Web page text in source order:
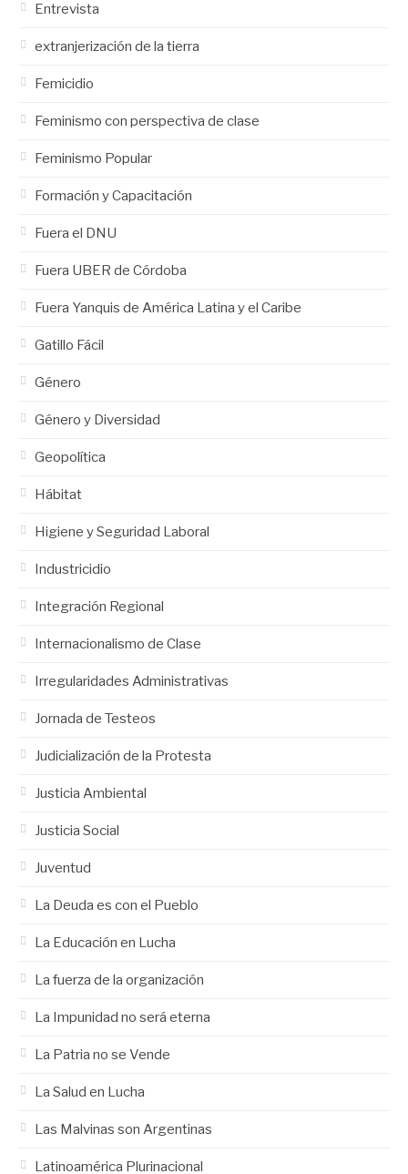
Entrevista
extranjerización de la tierra
Femicidio
Feminismo con perspectiva de clase
Feminismo Popular
Formación y Capacitación
Fuera el DNU
Fuera UBER de Córdoba
Fuera Yanquis de América Latina y el Caribe
Gatillo Fácil
Género
Género y Diversidad
Geopolítica
Hábitat
Higiene y Seguridad Laboral
Industricidio
Integración Regional
Internacionalismo de Clase
Irregularidades Administrativas
Jornada de Testeos
Judicialización de la Protesta
Justicia Ambiental
Justicia Social
Juventud
La Deuda es con el Pueblo
La Educación en Lucha
La fuerza de la organización
La Impunidad no será eterna
La Patria no se Vende
La Salud en Lucha
Las Malvinas son Argentinas
Latinoamérica Plurinacional